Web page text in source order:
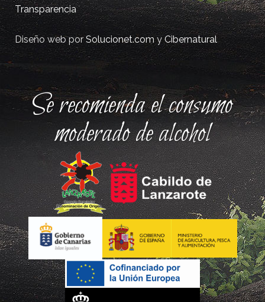
Transparencia
Diseño web porSolucionet.comyCibernatural
Se recomienda el consumo
moderado de alcohol